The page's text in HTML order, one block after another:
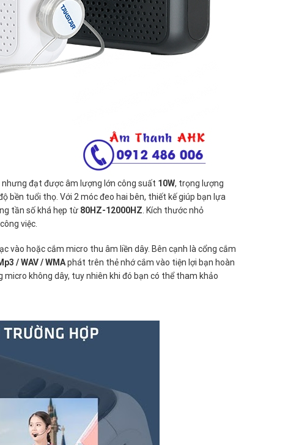
đạt được âm lượng lớn công suất 10W, trọng lượng
bền tuổi thọ. Với 2 móc đeo hai bên, thiết kế giúp bạn lựa
tần số khá hẹp từ 80HZ-12000HZ. Kích thước nhỏ
việc.
vào hoặc cắm micro thu âm liền dây. Bên cạnh là cổng cắm
/ WAV / WMAphát trên thẻ nhớ cắm vào tiện lợi bạn hoàn
không dây, tuy nhiên khi đó bạn có thể tham khảo